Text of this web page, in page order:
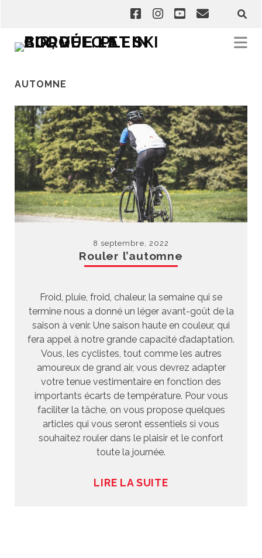
AUTOMNE
8 septembre, 2022
Rouler l’automne
Froid, pluie, froid, chaleur, la semaine qui se
termine nous a donné un léger avant-goût de la
saison à venir. Une saison haute en couleur, qui
fera appel à notre grande capacité d’adaptation.
Vous, les cyclistes, tout comme les autres
amoureux de grand air, vous devrez adapter
votre tenue vestimentaire en fonction des
importants écarts de température. Pour vous
faciliter la tâche, on vous propose quelques
articles qui vous seront essentiels si vous
souhaitez rouler dans le plaisir et le confort
toute la journée.
LIRE LA SUITE